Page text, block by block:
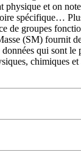
et on
spécifique…
de groupes
(SM) fournit
qui sont
chimiques